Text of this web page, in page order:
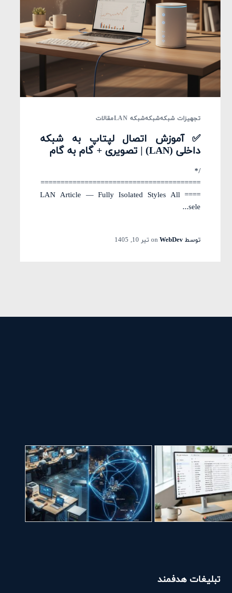
تجهیزات شبکهشبکهشبکه LAN مقالات
✅ آموزش اتصال لپتاپ به شبکه
داخلی (LAN) | تصویری + گام به گام
/*
========================================
==== LAN Article — Fully Isolated Styles All
sele...
توسطWebDev
on تیر 10, 1405
تبلیغات هدفمند